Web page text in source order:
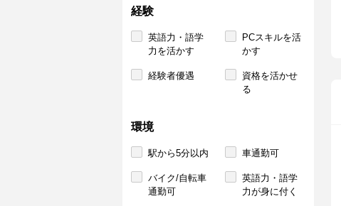
経験
英語力・語学
力を活かす
PCスキルを活
かす
経験者優遇
資格を活かせ
る
環境
駅から5分以内 車通勤可
バイク/自転車
通勤可
英語力・語学
力が身に付く